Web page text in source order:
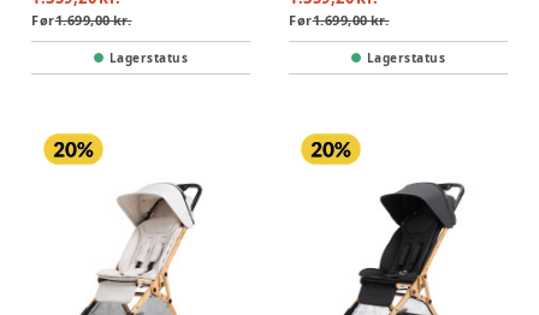
Før1.699,00 kr.
Lagerstatus
Før1.699,00 kr.
Lagerstatus